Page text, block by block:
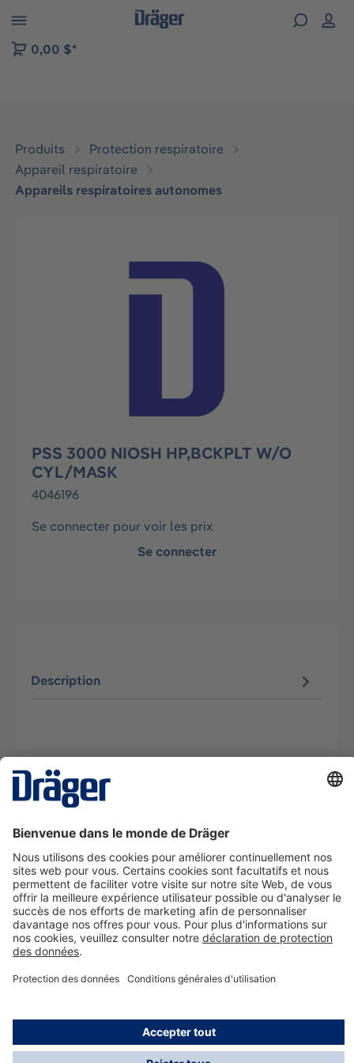
to B2B platform navigation
0,00 $*
Produits
Protection respiratoire
Appareil respiratoire
Appareils respiratoires autonomes
Ignorer la galerie d'images
PSS 3000 NIOSH HP,BCKPLT W/O
CYL/MASK
4046196
Se connecter pour voir les prix
Se connecter
Description
La technologie
Nous contacter
A propos de Dräger
Informations
*Les taxes et les frais d'expédition ne sont pas inclus